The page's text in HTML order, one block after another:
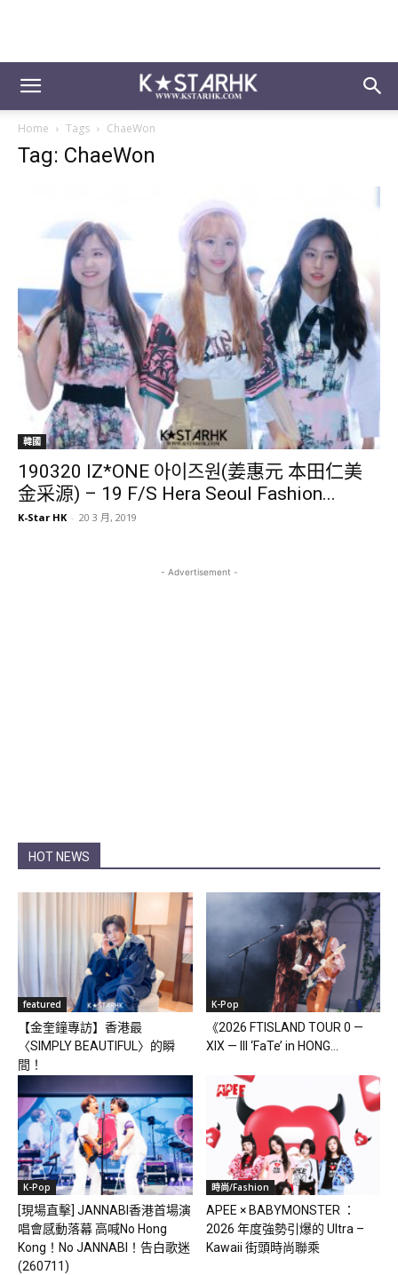
Home Tags ChaeWon
Tag: ChaeWon
韓國
190320 IZ*ONE 아이즈원(姜惠元 本田仁美
金采源) – 19 F/S Hera Seoul Fashion...
K-Star HK - 20 3 月, 2019
- Advertisement -
HOT NEWS
featured
【金奎鐘專訪】香港最
〈SIMPLY BEAUTIFUL〉的瞬
間！
K-Pop
《2026 FTISLAND TOUR 0 —
XIX — III ‘FaTe’ in HONG...
K-Pop
[現場直擊] JANNABI香港首場演
唱會感動落幕 高喊No Hong
Kong！No JANNABI！告白歌迷
(260711)
時尚/Fashion
APEE × BABYMONSTER ：
2026 年度強勢引爆的 Ultra –
Kawaii 街頭時尚聯乘